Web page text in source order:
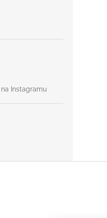
Instagramu